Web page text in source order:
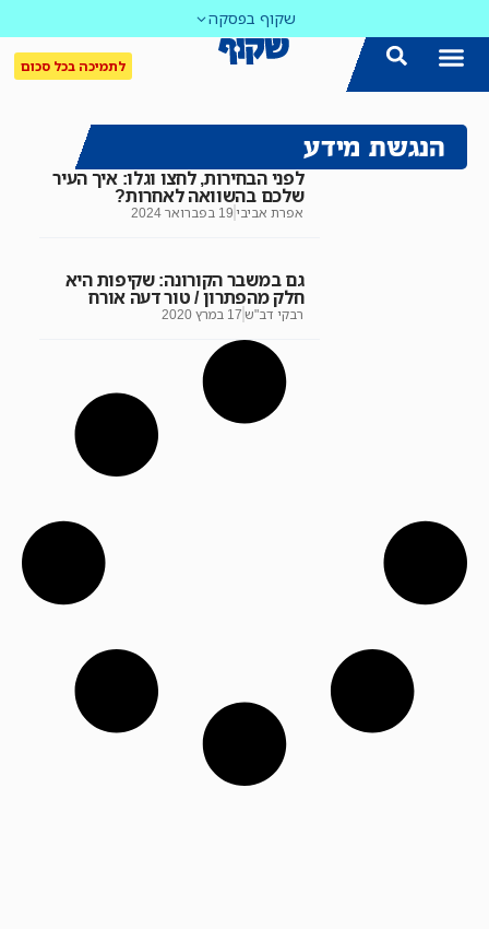
שקוף בפסקה
לתמיכה בכל סכום
הנגשת מידע
לפני הבחירות, לחצו וגלו: איך העיר
שלכם בהשוואה לאחרות?
אפרת אביבי 19 בפברואר 2024
גם במשבר הקורונה: שקיפות היא
חלק מהפתרון / טור דעה אורח
רבקי דב"ש 17 במרץ 2020